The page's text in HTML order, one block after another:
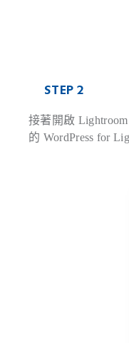
STEP 2
接著開啟
的 WordPress for